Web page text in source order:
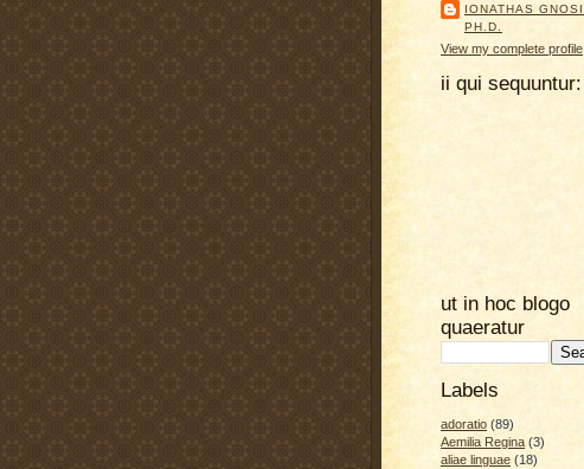
IONATHAS
PH.D.
View my complete profile
ii qui sequuntur:
ut in hoc blogo
quaeratur
Labels
adoratio (89)
Aemilia Regina (3)
aliae linguae (18)